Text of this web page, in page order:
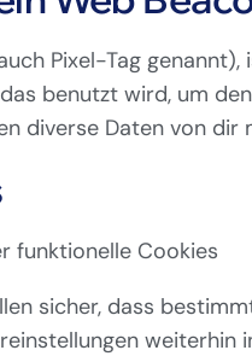
Pixel-Tag
benutzt wird, um
diverse Daten von
funktionelle Cookies
sicher, dass
weiterhin